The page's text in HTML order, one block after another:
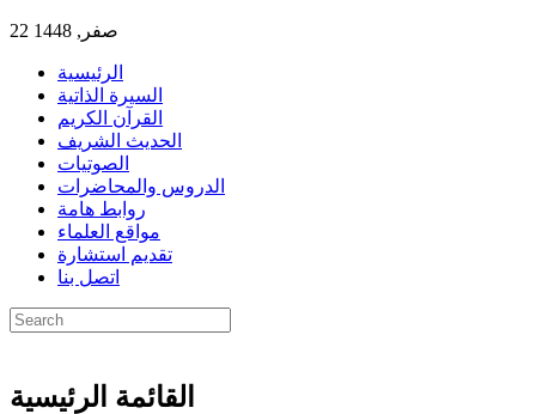
22 صفر, 1448
الرئيسية
السيرة الذاتية
القرآن الكريم
الحديث الشريف
الصوتيات
الدروس والمحاضرات
روابط هامة
مواقع العلماء
تقديم استشارة
اتصل بنا
القائمة الرئيسية